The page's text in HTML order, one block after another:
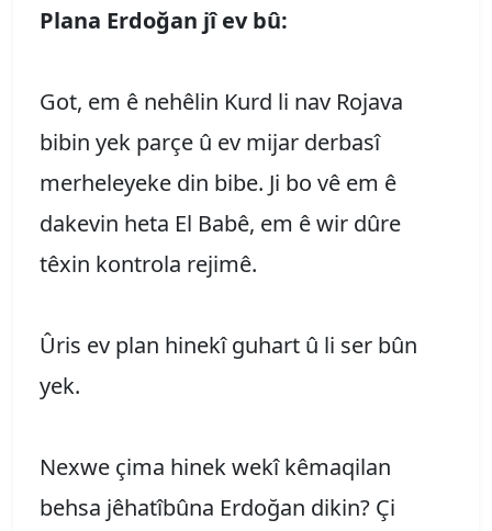
Plana Erdoğan jî ev bû:
Got, em ê nehêlin Kurd li nav Rojava
bibin yek parçe û ev mijar derbasî
merheleyeke din bibe. Ji bo vê em ê
dakevin heta El Babê, em ê wir dûre
têxin kontrola rejimê.
Ûris ev plan hinekî guhart û li ser bûn
yek.
Nexwe çima hinek wekî kêmaqilan
behsa jêhatîbûna Erdoğan dikin? Çi